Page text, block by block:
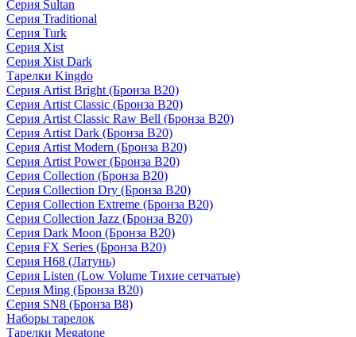
Серия Sultan
Серия Traditional
Серия Turk
Серия Xist
Серия Xist Dark
Тарелки Kingdo
Серия Artist Bright (Бронза B20)
Серия Artist Classic (Бронза B20)
Серия Artist Classic Raw Bell (Бронза B20)
Серия Artist Dark (Бронза B20)
Серия Artist Modern (Бронза B20)
Серия Artist Power (Бронза B20)
Серия Collection (Бронза B20)
Серия Collection Dry (Бронза B20)
Серия Collection Extreme (Бронза B20)
Серия Collection Jazz (Бронза B20)
Серия Dark Moon (Бронза B20)
Серия FX Series (Бронза B20)
Серия H68 (Латунь)
Серия Listen (Low Volume Тихие сетчатые)
Серия Ming (Бронза B20)
Серия SN8 (Бронза B8)
Наборы тарелок
Тарелки Megatone